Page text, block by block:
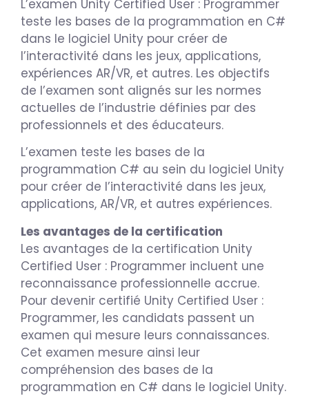
L’examen Unity Certified User : Programmer
teste les bases de la programmation en C#
dans le logiciel Unity pour créer de
l’interactivité dans les jeux, applications,
expériences AR/VR, et autres. Les objectifs
de l’examen sont alignés sur les normes
actuelles de l’industrie définies par des
professionnels et des éducateurs.
L’examen teste les bases de la
programmation C# au sein du logiciel Unity
pour créer de l’interactivité dans les jeux,
applications, AR/VR, et autres expériences.
Les avantages de la certification
Les avantages de la certification Unity
Certified User : Programmer incluent une
reconnaissance professionnelle accrue.
Pour devenir certifié Unity Certified User :
Programmer, les candidats passent un
examen qui mesure leurs connaissances.
Cet examen mesure ainsi leur
compréhension des bases de la
programmation en C# dans le logiciel Unity.